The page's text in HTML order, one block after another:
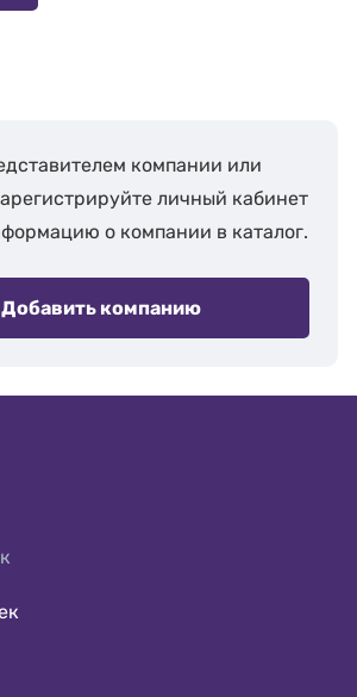
компании или
личный кабинет
о компании в каталог.
Добавить компанию